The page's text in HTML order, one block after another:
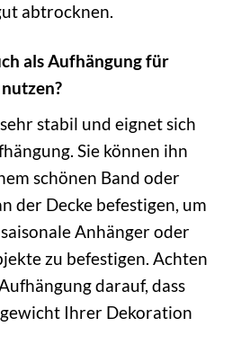
abtrocknen.
als Aufhängung für
stabil und eignet sich
Sie können ihn
schönen Band oder
der Decke befestigen, um
Anhänger oder
zu befestigen. Achten
darauf, dass
Ihrer Dekoration